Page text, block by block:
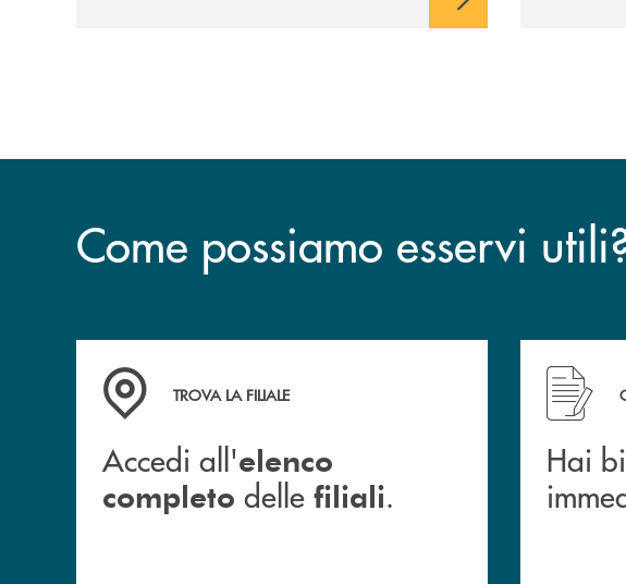
Come possiamo esservi
Accedi all' elenco completo delle filiali .
TROVA LA FILIALE
Accedi all'elenco
completo delle filiali.
Hai